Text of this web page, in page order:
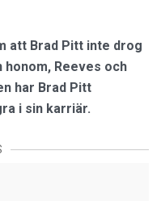
att Brad Pitt inte drog
Reeves och
har Brad Pitt
i sin karriär.